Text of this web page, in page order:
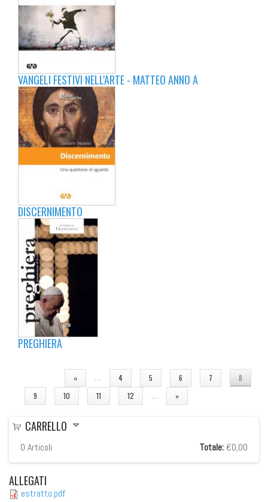
VANGELI FESTIVI NELL'ARTE - MATTEO ANNO A
DISCERNIMENTO
PREGHIERA
« … 4 5 6 7
8
9
10 11 12 … »
CARRELLO
0 Articoli Totale: €0,00
ALLEGATI
estratto.pdf